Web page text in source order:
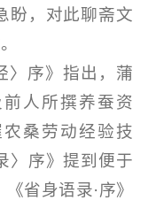
盼，对此聊斋文
〉序》指出，蒲
人所撰养蚕资
桑劳动经验技
〉序》提到便于
省身语录·序》